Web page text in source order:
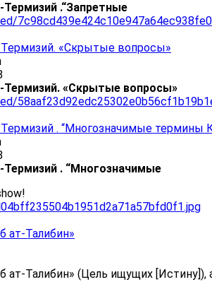
.“Запретные
«Скрытые вопросы»
. «Скрытые вопросы»
. “Многозначимые термины
. “Многозначимые
ат-Талибин»
ат-Талибин» (Цель ищущих